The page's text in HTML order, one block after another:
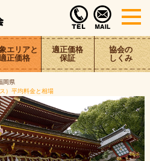
エリアと
正価格
適正価格
保証
協会の
しくみ
岡県
）平均料金と相場